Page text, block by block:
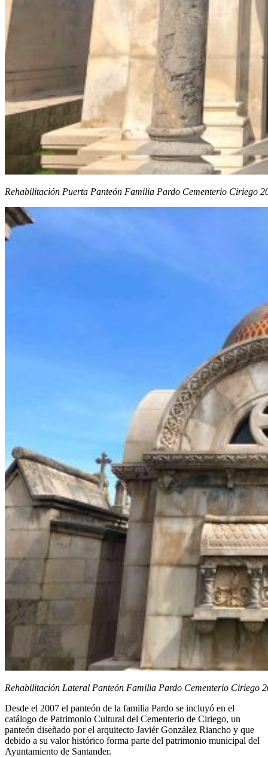
Rehabilitación Puerta Panteón Familia Pardo Cementerio Ciriego
Rehabilitación Lateral Panteón Familia Pardo Cementerio Ciriego
Desde el 2007 el panteón de la familia Pardo se incluyó en el
catálogo de Patrimonio Cultural del Cementerio de Ciriego, un
panteón diseñado por el arquitecto Javiér González Riancho y que
debido a su valor histórico forma parte del patrimonio municipal del
Ayuntamiento de Santander.